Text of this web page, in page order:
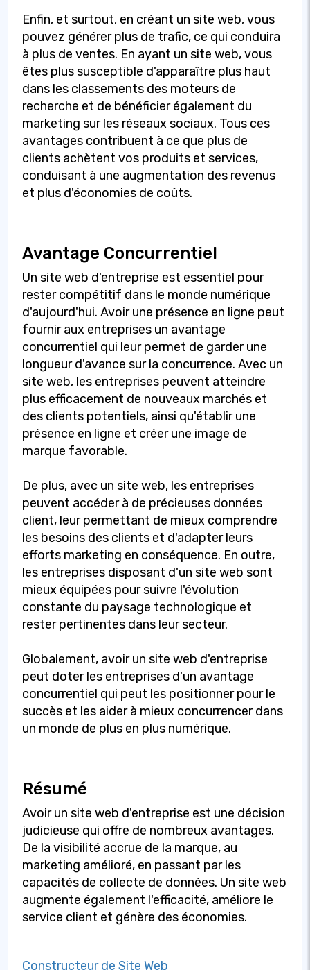
Enfin, et surtout, en créant un site web, vous
pouvez générer plus de trafic, ce qui conduira
à plus de ventes. En ayant un site web, vous
êtes plus susceptible d'apparaître plus haut
dans les classements des moteurs de
recherche et de bénéficier également du
marketing sur les réseaux sociaux. Tous ces
avantages contribuent à ce que plus de
clients achètent vos produits et services,
conduisant à une augmentation des revenus
et plus d'économies de coûts.
Avantage Concurrentiel
Un site web d'entreprise est essentiel pour
rester compétitif dans le monde numérique
d'aujourd'hui. Avoir une présence en ligne peut
fournir aux entreprises un avantage
concurrentiel qui leur permet de garder une
longueur d'avance sur la concurrence. Avec un
site web, les entreprises peuvent atteindre
plus efficacement de nouveaux marchés et
des clients potentiels, ainsi qu'établir une
présence en ligne et créer une image de
marque favorable.
De plus, avec un site web, les entreprises
peuvent accéder à de précieuses données
client, leur permettant de mieux comprendre
les besoins des clients et d'adapter leurs
efforts marketing en conséquence. En outre,
les entreprises disposant d'un site web sont
mieux équipées pour suivre l'évolution
constante du paysage technologique et
rester pertinentes dans leur secteur.
Globalement, avoir un site web d'entreprise
peut doter les entreprises d'un avantage
concurrentiel qui peut les positionner pour le
succès et les aider à mieux concurrencer dans
un monde de plus en plus numérique.
Résumé
Avoir un site web d'entreprise est une décision
judicieuse qui offre de nombreux avantages.
De la visibilité accrue de la marque, au
marketing amélioré, en passant par les
capacités de collecte de données. Un site web
augmente également l'efficacité, améliore le
service client et génère des économies.
Constructeur de Site Web